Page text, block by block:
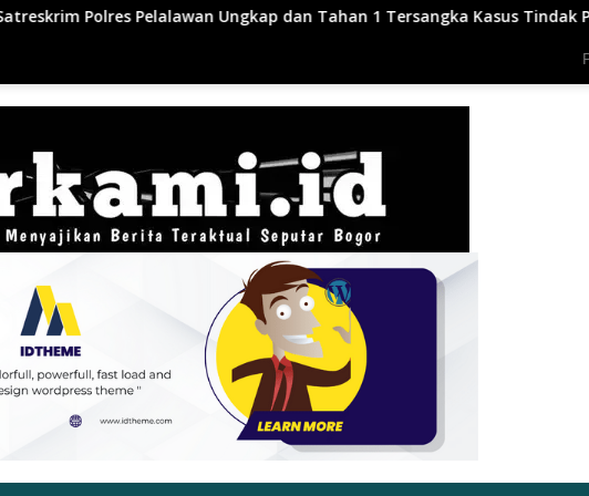
dan Tahan 1 Tersangka Kasus Tindak Pidana Karhutla di Kerumutan